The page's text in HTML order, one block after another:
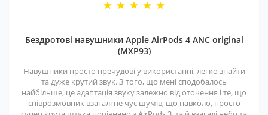
Бездротові навушники Apple AirPods 4 ANC original
(MXP93)
Навушники просто пречудові у використанні, легко знайти
та дуже крутий звук. З того, що мені сподобалось
найбільше, це адаптація звуку залежно від оточення і те, що
співрозмовник взагалі не чує шумів, що навколо, просто